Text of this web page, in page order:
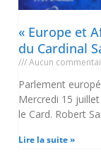
« Europe et
du Cardinal
Aucun
Parlement
Mercredi 15 juillet
le Card. Robert
Lire la suite »